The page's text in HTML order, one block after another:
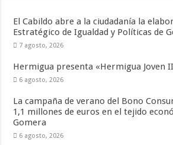
El Cabildo abre a la ciudadanía la
Estratégico de Igualdad y Políticas de
7 agosto, 2026
Hermigua presenta «Hermigua Joven
6 agosto, 2026
La campaña de verano del Bono
1,1 millones de euros en el tejido
Gomera
6 agosto, 2026
funcionalidades
desaparecerán
de la web.
Marketing
comportamiento
mientras visitas
nuestro sitio,
aumentas la
posibilidad de